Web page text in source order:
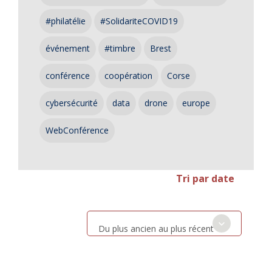
#philatélie #SolidariteCOVID19
événement #timbre Brest
conférence coopération Corse
cybersécurité data drone europe
WebConférence
Tri par date
Du plus ancien au plus récent